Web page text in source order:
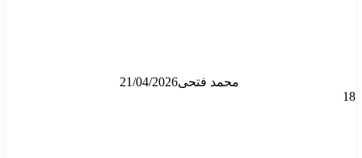
محمد فتحى21/04/2026
18